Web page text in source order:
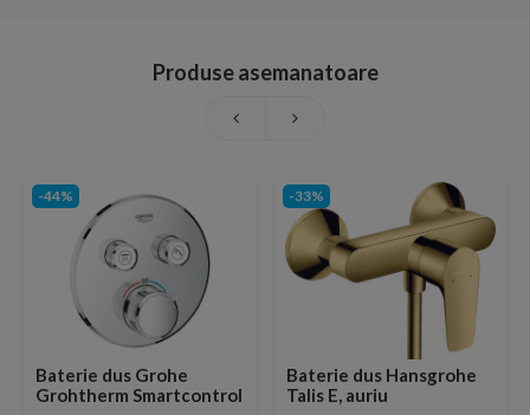
Produse asemanatoare
-44%
Baterie dus Grohe
Grohtherm Smartcontrol
-33%
Baterie dus Hansgrohe
Talis E, auriu